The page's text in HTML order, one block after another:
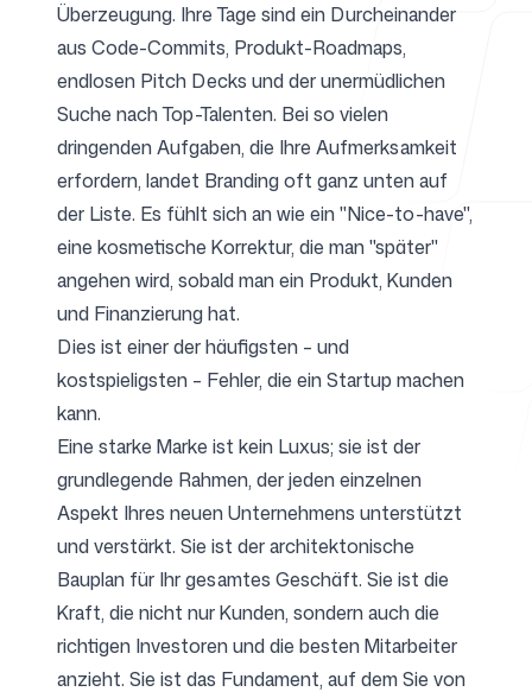
Blog
Preise
Support
Kostenlose Tools
FAQ
Überzeugung. Ihre Tage sind ein Durcheinander
aus Code-Commits, Produkt-Roadmaps,
endlosen Pitch Decks und der unermüdlichen
Suche nach Top-Talenten. Bei so vielen
dringenden Aufgaben, die Ihre Aufmerksamkeit
erfordern, landet Branding oft ganz unten auf
der Liste. Es fühlt sich an wie ein "Nice-to-have",
eine kosmetische Korrektur, die man "später"
angehen wird, sobald man ein Produkt, Kunden
und Finanzierung hat.
Dies ist einer der häufigsten – und
kostspieligsten – Fehler, die ein Startup machen
kann.
Eine starke Marke ist kein Luxus; sie ist der
grundlegende Rahmen, der jeden einzelnen
Aspekt Ihres neuen Unternehmens unterstützt
und verstärkt. Sie ist der architektonische
Bauplan für Ihr gesamtes Geschäft. Sie ist die
Kraft, die nicht nur Kunden, sondern auch die
richtigen Investoren und die besten Mitarbeiter
anzieht. Sie ist das Fundament, auf dem Sie von